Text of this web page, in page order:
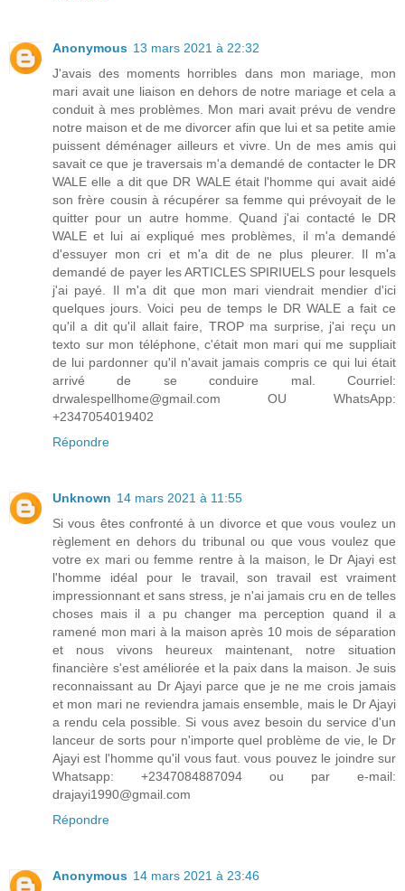
Anonymous 13 mars 2021 à 22:32
J'avais des moments horribles dans mon mariage, mon
mari avait une liaison en dehors de notre mariage et cela a
conduit à mes problèmes. Mon mari avait prévu de vendre
notre maison et de me divorcer afin que lui et sa petite amie
puissent déménager ailleurs et vivre. Un de mes amis qui
savait ce que je traversais m'a demandé de contacter le DR
WALE elle a dit que DR WALE était l'homme qui avait aidé
son frère cousin à récupérer sa femme qui prévoyait de le
quitter pour un autre homme. Quand j'ai contacté le DR
WALE et lui ai expliqué mes problèmes, il m'a demandé
d'essuyer mon cri et m'a dit de ne plus pleurer. Il m'a
demandé de payer les ARTICLES SPIRIUELS pour lesquels
j'ai payé. Il m'a dit que mon mari viendrait mendier d'ici
quelques jours. Voici peu de temps le DR WALE a fait ce
qu'il a dit qu'il allait faire, TROP ma surprise, j'ai reçu un
texto sur mon téléphone, c'était mon mari qui me suppliait
de lui pardonner qu'il n'avait jamais compris ce qui lui était
arrivé de se conduire mal. Courriel:
drwalespellhome@gmail.com OU WhatsApp:
+2347054019402
Répondre
Unknown 14 mars 2021 à 11:55
Si vous êtes confronté à un divorce et que vous voulez un
règlement en dehors du tribunal ou que vous voulez que
votre ex mari ou femme rentre à la maison, le Dr Ajayi est
l'homme idéal pour le travail, son travail est vraiment
impressionnant et sans stress, je n'ai jamais cru en de telles
choses mais il a pu changer ma perception quand il a
ramené mon mari à la maison après 10 mois de séparation
et nous vivons heureux maintenant, notre situation
financière s'est améliorée et la paix dans la maison. Je suis
reconnaissant au Dr Ajayi parce que je ne me crois jamais
et mon mari ne reviendra jamais ensemble, mais le Dr Ajayi
a rendu cela possible. Si vous avez besoin du service d'un
lanceur de sorts pour n'importe quel problème de vie, le Dr
Ajayi est l'homme qu'il vous faut. vous pouvez le joindre sur
Whatsapp: +2347084887094 ou par e-mail:
drajayi1990@gmail.com
Répondre
Anonymous 14 mars 2021 à 23:46